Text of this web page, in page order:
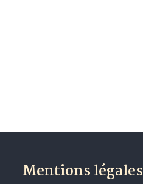
Mentions légales